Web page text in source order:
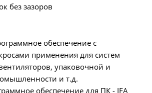
без зазоров
обеспечение с
применения для систем
упаковочной и
и т.д.
обеспечение для ПК - IFA